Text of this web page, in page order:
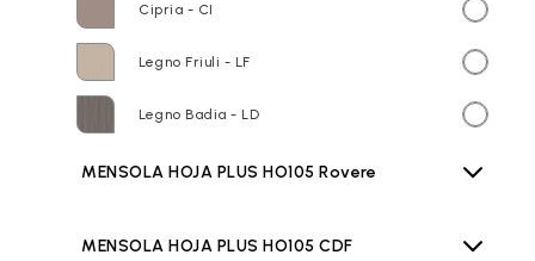
Cipria - CI
Legno Friuli - LF
Legno Badia - LD
MENSOLA HOJA PLUS HO105 Rovere
MENSOLA HOJA PLUS HO105 CDF